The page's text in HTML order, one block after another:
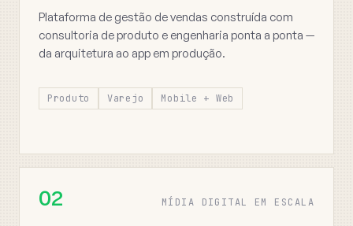
Plataforma de gestão de vendas construída com
consultoria de produto e engenharia ponta a ponta —
da arquitetura ao app em produção.
Produto Varejo Mobile + Web
02 MÍDIA DIGITAL EM ESCALA